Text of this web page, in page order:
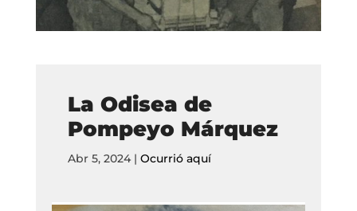
La Odisea de
Pompeyo Márquez
Abr 5, 2024| Ocurrió aquí